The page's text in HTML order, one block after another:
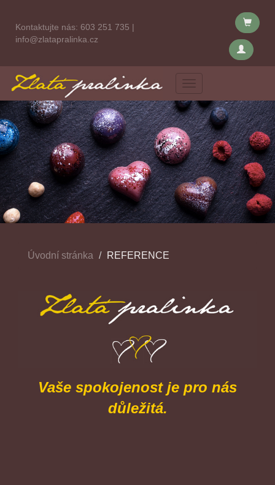
Kontaktujte nás: 603 251 735 |
info@zlatapralinka.cz
Menu
Úvodní stránka REFERENCE
Vaše spokojenost je pro nás
důležitá.